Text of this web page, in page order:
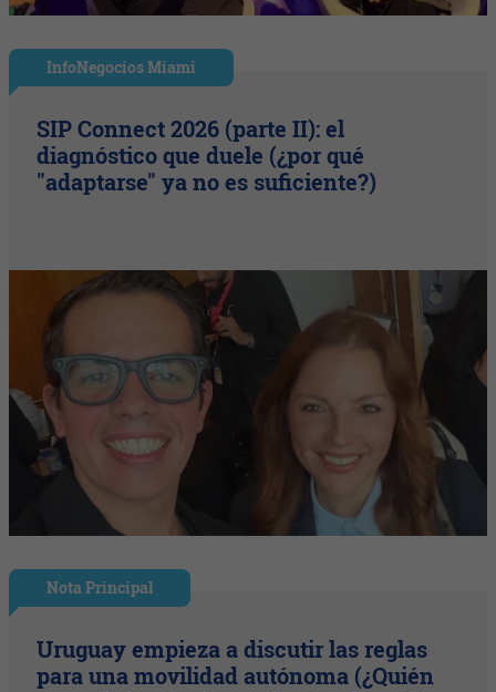
InfoNegocios Miami
SIP Connect 2026 (parte II): el
diagnóstico que duele (¿por qué
"adaptarse" ya no es suficiente?)
Nota Principal
Uruguay empieza a discutir las reglas
para una movilidad autónoma (¿Quién